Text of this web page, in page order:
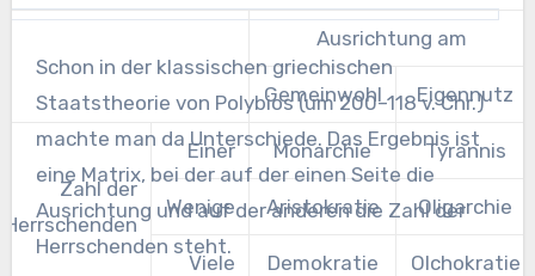
Ausrichtung am
Gemeinwohl Eigennutz
Zahl der
Herrschenden
Einer Monarchie Tyrannis
Wenige Aristokratie Oligarchie
Viele Demokratie Olchokratie
Schon in der klassischen griechischen
Staatstheorie von Polybios (um 200–118 v. Chr.)
machte man da Unterschiede. Das Ergebnis ist
eine Matrix, bei der auf der einen Seite die
Ausrichtung und auf der anderen die Zahl der
Herrschenden steht.